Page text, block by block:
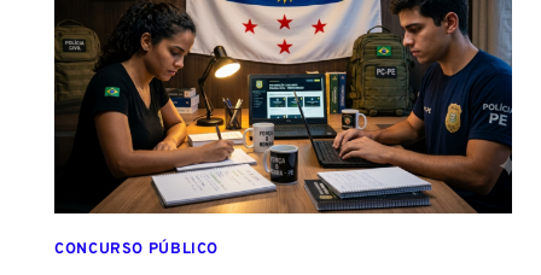
MULHERES
CONCURSO PÚBLICO